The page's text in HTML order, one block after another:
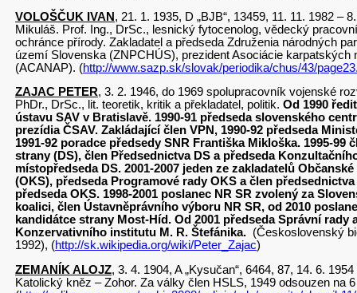
VOLOŠČUK IVAN , 21. 1. 1935, D „BJB“, 13459, 11. 11. 1982 –
Mikuláš. Prof. Ing., DrSc., lesnický fytocenolog, vědecký
ochránce přírody. Zakladatel a předseda Združenia národných
území Slovenska (ZNPCHÚS), prezident Asociácie karpatských
(ACANAP). (http://www.sazp.sk/slovak/periodika/chus/43/
ZAJAC PETER, 3. 2. 1946, do 1969 spolupracovník vojenské
PhDr., DrSc., lit. teoretik, kritik a překladatel, politik. Od 1990
ústavu SAV v Bratislavě. 1990-91 předseda slovenského
prezídia ČSAV. Zakládající člen VPN, 1990-92 předseda
1991-92 poradce předsedy SNR Františka Mikloška. 1995-99
strany (DS), člen Předsednictva DS a předseda
místopředseda DS. 2001-2007 jeden ze zakladatelů
(OKS), předseda Programové rady OKS a člen předsednictva
předseda OKS. 1998-2001 poslanec NR SR zvolený za
koalici, člen Ústavněprávního výboru NR SR, od 2010
kandidátce strany Most-Híd. Od 2001 předseda Správní rady
Konzervativního institutu M. R. Štefánika. (Československý
1992), (http://sk.wikipedia.org/wiki/Peter_Zajac)
ZEMANÍK ALOJZ, 3. 4. 1904, A „Kysučan“, 6464, 87, 14. 6.
Katolický kněz – Zohor. Za války člen HSLS, 1949 odsouzen na